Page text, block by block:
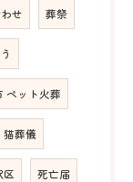
せ 葬祭
ペット火葬
猫葬儀
区 死亡届